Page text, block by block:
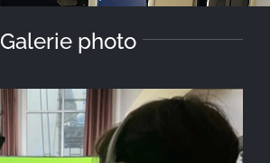
Galerie photo